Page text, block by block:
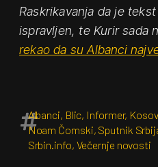
Raskrikavanja da je
ispravljen, te Kurir sada
rekao da su Albanci
Albanci, Blic, Informer,
Noam Čomski, Sputnik
Srbin.info, Večernje novosti